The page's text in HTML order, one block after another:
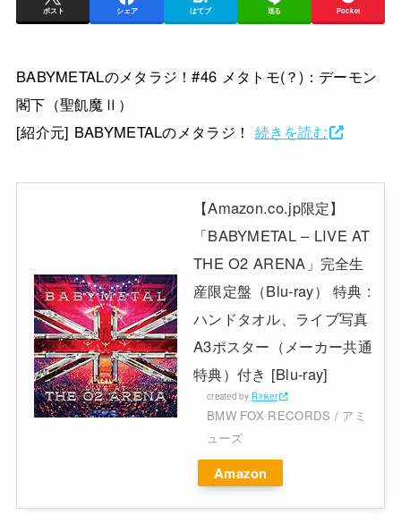
ポスト シェア はてブ 送る Pocket
BABYMETALのメタラジ！#46 メタトモ(？)：デーモン
閣下（聖飢魔Ⅱ）
[紹介元] BABYMETALのメタラジ！ 続きを読む
【Amazon.co.jp限定】
「BABYMETAL – LIVE AT
THE O2 ARENA」完全生
産限定盤（Blu-ray） 特典 :
ハンドタオル、ライブ写真
A3ポスター（メーカー共通
特典）付き [Blu-ray]
created by Rinker
BMW FOX RECORDS / アミ
ューズ
Amazon